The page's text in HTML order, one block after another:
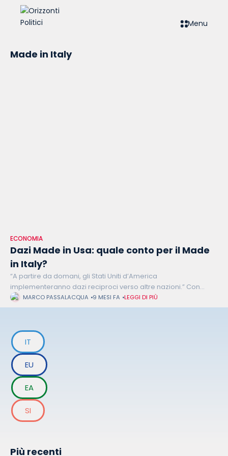
Menu
Made in Italy
ECONOMIA
Dazi Made in Usa: quale conto per il Made
in Italy?
“A partire da domani, gli Stati Uniti d’America
implementeranno dazi reciproci verso altre nazioni.” Con
queste parole il 02 aprile 2025 dalla Casa Bianca il presidente
americano Donald Trump ha
MARCO PASSALACQUA 9 MESI FA LEGGI DI PIÙ
IT
EU
EA
SI
Più recenti